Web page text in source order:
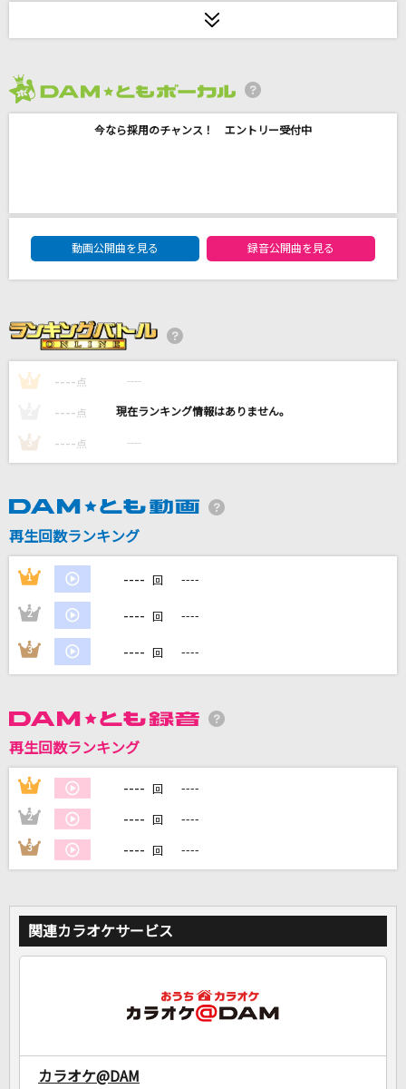
[生音]ともに
WANIMA
安室奈美恵
Mr.Children
きらり
藤井 風
Five
嵐(アラシ)
最大公約数
SEKAI NO OWARI(世界の終わり)
DAMの新曲・ランキングなど
DAMに会員登録・ログインして
自宅でカラオケ歌い放題！
今なら採用のチャンス！ エントリー受付中
DAM★ともボーカルエントリーランキング
動画公開曲を見る
録音公開曲を見る
1 ---- 点 ----
---- 点 ----
3 ---- 点 ----
再生回数ランキング
1 ---- 回 ----
2 ---- 回 ----
3 ---- 回 ----
再生回数ランキング
1 ---- 回 ----
2 ---- 回 ----
3 ---- 回 ----
関連カラオケサービス
カラオケ@DAM